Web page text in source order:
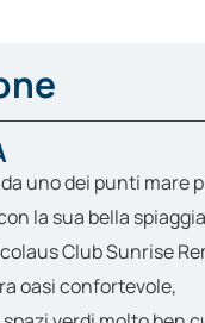
uno dei punti mare
la sua bella
Club Sunrise
oasi confortevole,